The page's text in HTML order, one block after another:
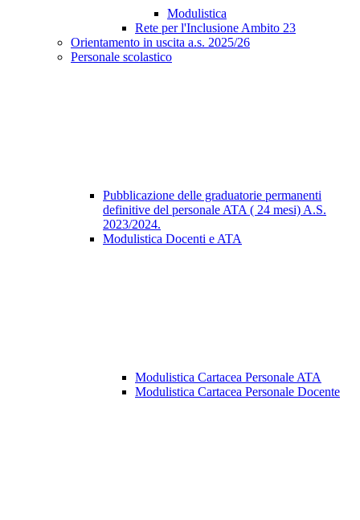
Modulistica
Rete per l'Inclusione Ambito 23
Orientamento in uscita a.s. 2025/26
Personale scolastico
Pubblicazione delle graduatorie permanenti
definitive del personale ATA ( 24 mesi) A.S.
2023/2024.
Modulistica Docenti e ATA
Modulistica Cartacea Personale ATA
Modulistica Cartacea Personale Docente